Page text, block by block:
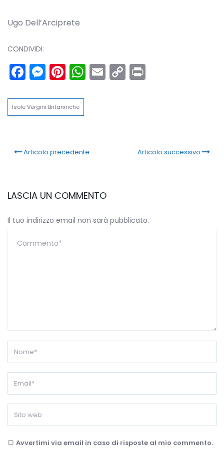
Ugo Dell’Arciprete
CONDIVIDI:
Facebook
Messenger
Pinterest
WhatsApp
Email
Copy
Link
Isole Vergini Britanniche
Articolo precedente Articolo successivo
LASCIA UN COMMENTO
Il tuo indirizzo email non sarà pubblicato.
Avvertimi via email in caso di risposte al mio commento.